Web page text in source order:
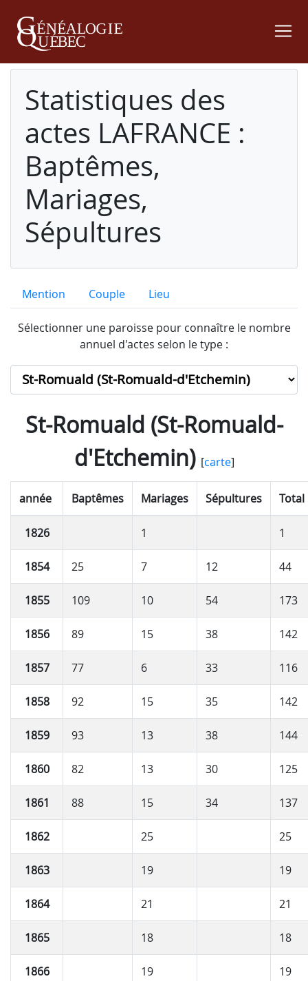
Statistiques des
actes LAFRANCE :
Baptêmes,
Mariages,
Sépultures
Mention Couple Lieu
Sélectionner une paroisse pour connaître le nombre
annuel d'actes selon le type :
St-Romuald (St-Romuald-
d'Etchemin)[carte]
année Baptêmes Mariages Sépultures Total
1826 1 1
1854 25 7 12 44
1855 109 10 54 173
1856 89 15 38 142
1857 77 6 33 116
1858 92 15 35 142
1859 93 13 38 144
1860 82 13 30 125
1861 88 15 34 137
1862 25 25
1863 19 19
1864 21 21
1865 18 18
1866 19 19